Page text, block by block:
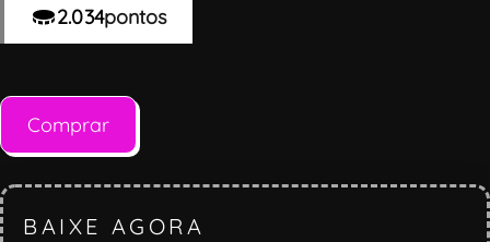
2.034pontos
Comprar
BAIXE AGORA